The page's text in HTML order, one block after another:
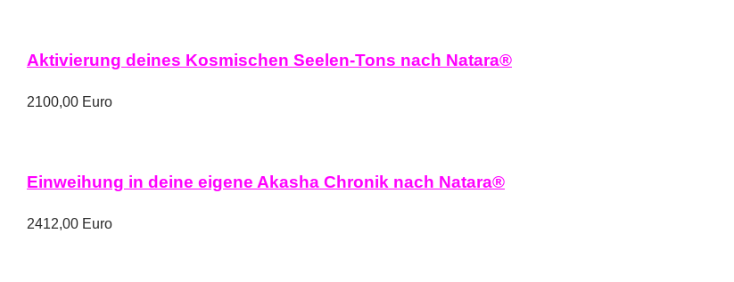
Aktivierung deines Kosmischen Seelen-Tons nach Natara®
2100,00 Euro
Einweihung in deine eigene Akasha Chronik nach Natara®
2412,00 Euro